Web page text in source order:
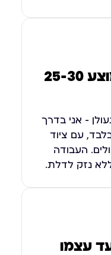
הגעה מהירה — ממוצע 25-30
– אני בדרך
עם ציוד
העבודה
נזק לדלת.
עצמו